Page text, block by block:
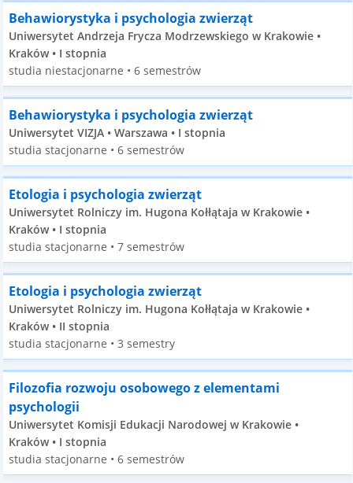
Behawiorystyka i psychologia zwierząt
Uniwersytet Andrzeja Frycza Modrzewskiego w Krakowie •
Kraków • I stopnia
studia niestacjonarne • 6 semestrów
Behawiorystyka i psychologia zwierząt
Uniwersytet VIZJA • Warszawa • I stopnia
studia stacjonarne • 6 semestrów
Etologia i psychologia zwierząt
Uniwersytet Rolniczy im. Hugona Kołłątaja w Krakowie •
Kraków • I stopnia
studia stacjonarne • 7 semestrów
Etologia i psychologia zwierząt
Uniwersytet Rolniczy im. Hugona Kołłątaja w Krakowie •
Kraków • II stopnia
studia stacjonarne • 3 semestry
Filozofia rozwoju osobowego z elementami
psychologii
Uniwersytet Komisji Edukacji Narodowej w Krakowie •
Kraków • I stopnia
studia stacjonarne • 6 semestrów